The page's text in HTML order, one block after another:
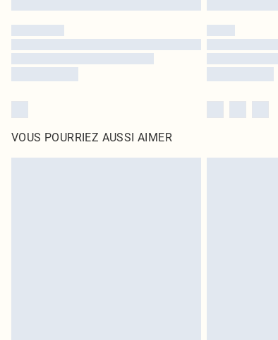
VOUS POURRIEZ AUSSI AIMER